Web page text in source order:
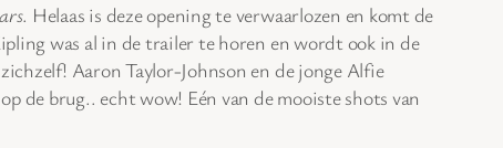
. Helaas is deze opening te verwaarlozen en komt de
was al in de trailer te horen en wordt ook in de
Aaron Taylor-Johnson en de jonge Alfie
de brug.. echt wow! Eén van de mooiste shots van